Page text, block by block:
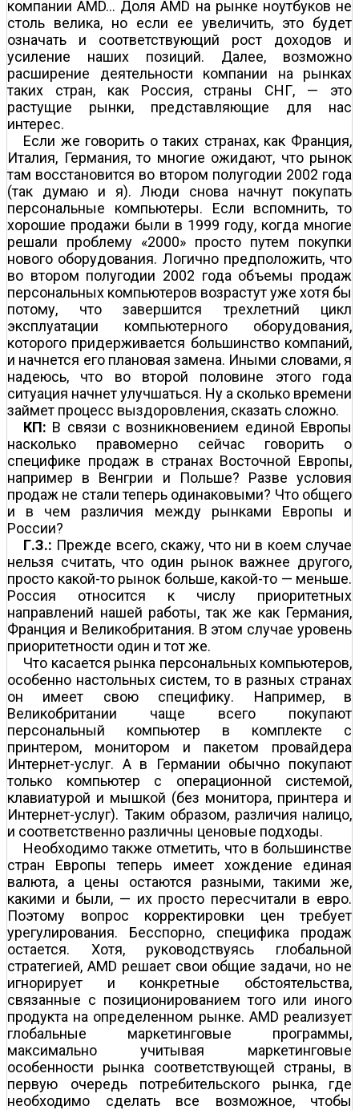
компании AMD… Доля AMD на рынке ноутбуков не
столь велика, но если ее увеличить, это будет
означать и соответствующий рост доходов и
усиление наших позиций. Далее, возможно
расширение деятельности компании на рынках
таких стран, как Россия, страны СНГ, — это
растущие рынки, представляющие для нас
интерес.
Если же говорить о таких странах, как Франция,
Италия, Германия, то многие ожидают, что рынок
там восстановится во втором полугодии 2002 года
(так думаю и я). Люди снова начнут покупать
персональные компьютеры. Если вспомнить, то
хорошие продажи были в 1999 году, когда многие
решали проблему «2000» просто путем покупки
нового оборудования. Логично предположить, что
во втором полугодии 2002 года объемы продаж
персональных компьютеров возрастут уже хотя бы
потому, что завершится трехлетний цикл
эксплуатации компьютерного оборудования,
которого придерживается большинство компаний,
и начнется его плановая замена. Иными словами, я
надеюсь, что во второй половине этого года
ситуация начнет улучшаться. Ну а сколько времени
займет процесс выздоровления, сказать сложно.
КП: В связи с возникновением единой Европы
насколько правомерно сейчас говорить о
специфике продаж в странах Восточной Европы,
например в Венгрии и Польше? Разве условия
продаж не стали теперь одинаковыми? Что общего
и в чем различия между рынками Европы и
России?
Г.З.: Прежде всего, скажу, что ни в коем случае
нельзя считать, что один рынок важнее другого,
просто какой-то рынок больше, какой-то — меньше.
Россия относится к числу приоритетных
направлений нашей работы, так же как Германия,
Франция и Великобритания. В этом случае уровень
приоритетности один и тот же.
Что касается рынка персональных компьютеров,
особенно настольных систем, то в разных странах
он имеет свою специфику. Например, в
Великобритании чаще всего покупают
персональный компьютер в комплекте с
принтером, монитором и пакетом провайдера
Интернет-услуг. А в Германии обычно покупают
только компьютер с операционной системой,
клавиатурой и мышкой (без монитора, принтера и
Интернет-услуг). Таким образом, различия налицо,
и соответственно различны ценовые подходы.
Необходимо также отметить, что в большинстве
стран Европы теперь имеет хождение единая
валюта, а цены остаются разными, такими же,
какими и были, — их просто пересчитали в евро.
Поэтому вопрос корректировки цен требует
урегулирования. Бесспорно, специфика продаж
остается. Хотя, руководствуясь глобальной
стратегией, AMD решает свои общие задачи, но не
игнорирует и конкретные обстоятельства,
связанные с позиционированием того или иного
продукта на определенном рынке. AMD реализует
глобальные маркетинговые программы,
максимально учитывая маркетинговые
особенности рынка соответствующей страны, в
первую очередь потребительского рынка, где
необходимо сделать все возможное, чтобы